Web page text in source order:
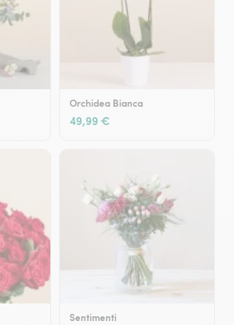
Orchidea Bianca
49,99 €
Sentimenti